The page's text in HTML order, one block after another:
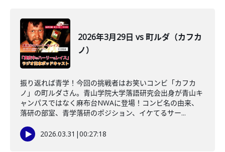
2026年3月29日 vs 町ルダ（カフカ
ノ）
振り返れば青学！今回の挑戦者はお笑いコンビ「カフカ
ノ」の町ルダさん。青山学院大学落語研究会出身が青山キ
ャンパスではなく麻布台NWAに登場！コンビ名の由来、
落研の部室、青学落研のポジション、イケてるサー...
2026.03.31 |00:27:18